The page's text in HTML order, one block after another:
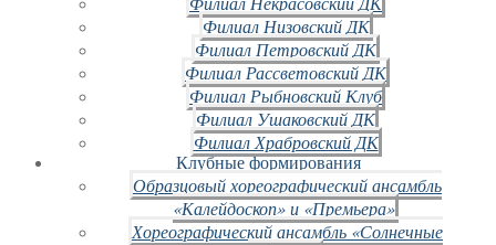
Филиал Низовский ДК
Филиал Петровский ДК
Филиал Рассветовский ДК
Филиал Рыбновский Клуб
Филиал Ушаковский ДК
Филиал Храбровский ДК
Клубные формирования
Образцовый хореографический ансамбль
«Калейдоскоп» и «Премьера»
Хореографический ансамбль «Солнечные